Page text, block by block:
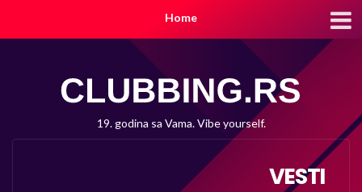
Home
19. godina sa Vama. Vibe yourself.
VESTI